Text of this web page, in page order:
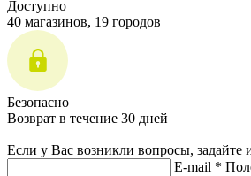
Доступно
40 магазинов, 19 городов
Безопасно
Возврат в течение 30 дней
Если у Вас возникли вопросы, задайте
E-mail *